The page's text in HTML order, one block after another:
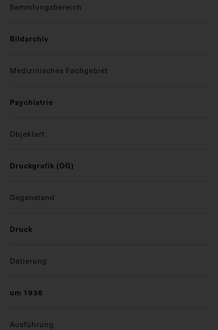
Sammlungsbereich
Bildarchiv
Medizinisches Fachgebiet
Psychiatrie
Objektart
Druckgrafik (DG)
Gegenstand
Druck
Datierung
um 1936
Ausführung